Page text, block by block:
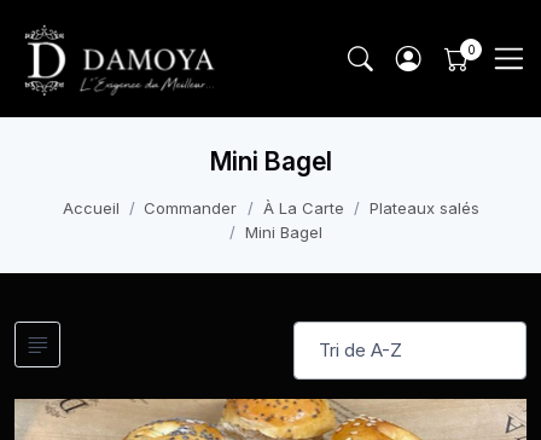
Mini Bagel
Accueil Commander À La Carte
Plateaux salés
Mini Bagel